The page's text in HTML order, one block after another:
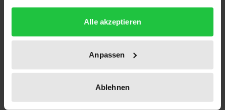
gesammelt haben.
Alle akzeptieren
Anpassen
Ablehnen
Verlag